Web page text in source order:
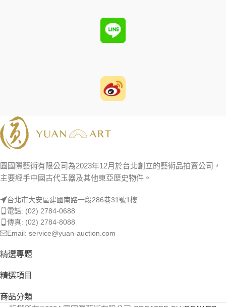
圓國際藝術有限公司為2023年12月於台北創立的藝術品拍賣公司，
主要經手中國古代玉器及其他東亞歷史物件。
台北市大安區建國南路一段286巷31號1樓
電話: (02) 2784-0688
傳真: (02) 2784-8088
Email: service@yuan-auction.com
精選專題
精選項目
商品分類